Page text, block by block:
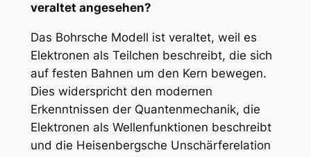
veraltet angesehen?
Das Bohrsche Modell ist veraltet, weil es
Elektronen als Teilchen beschreibt, die sich
auf festen Bahnen um den Kern bewegen.
Dies widerspricht den modernen
Erkenntnissen der Quantenmechanik, die
Elektronen als Wellenfunktionen beschreibt
und die Heisenbergsche Unschärferelation